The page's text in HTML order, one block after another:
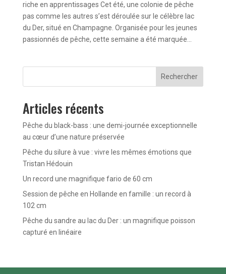
riche en apprentissages Cet été, une colonie de pêche
pas comme les autres s’est déroulée sur le célèbre lac
du Der, situé en Champagne. Organisée pour les jeunes
passionnés de pêche, cette semaine a été marquée...
Rechercher
Articles récents
Pêche du black-bass : une demi-journée exceptionnelle
au cœur d’une nature préservée
Pêche du silure à vue : vivre les mêmes émotions que
Tristan Hédouin
Un record une magnifique fario de 60 cm
Session de pêche en Hollande en famille : un record à
102 cm
Pêche du sandre au lac du Der : un magnifique poisson
capturé en linéaire